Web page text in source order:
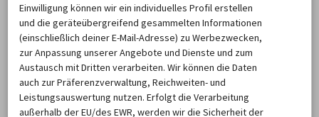
Wo befinden sich die Mietwagen-
Stationen in Hamburg?
Einwilligung können wir ein individuelles Profil erstellen
und die geräteübergreifend gesammelten Informationen
(einschließlich deiner E-Mail-Adresse) zu Werbezwecken,
zur Anpassung unserer Angebote und Dienste und zum
Austausch mit Dritten verarbeiten. Wir können die Daten
auch zur Präferenzverwaltung, Reichweiten- und
Leistungsauswertung nutzen. Erfolgt die Verarbeitung
außerhalb der EU/des EWR, werden wir die Sicherheit der